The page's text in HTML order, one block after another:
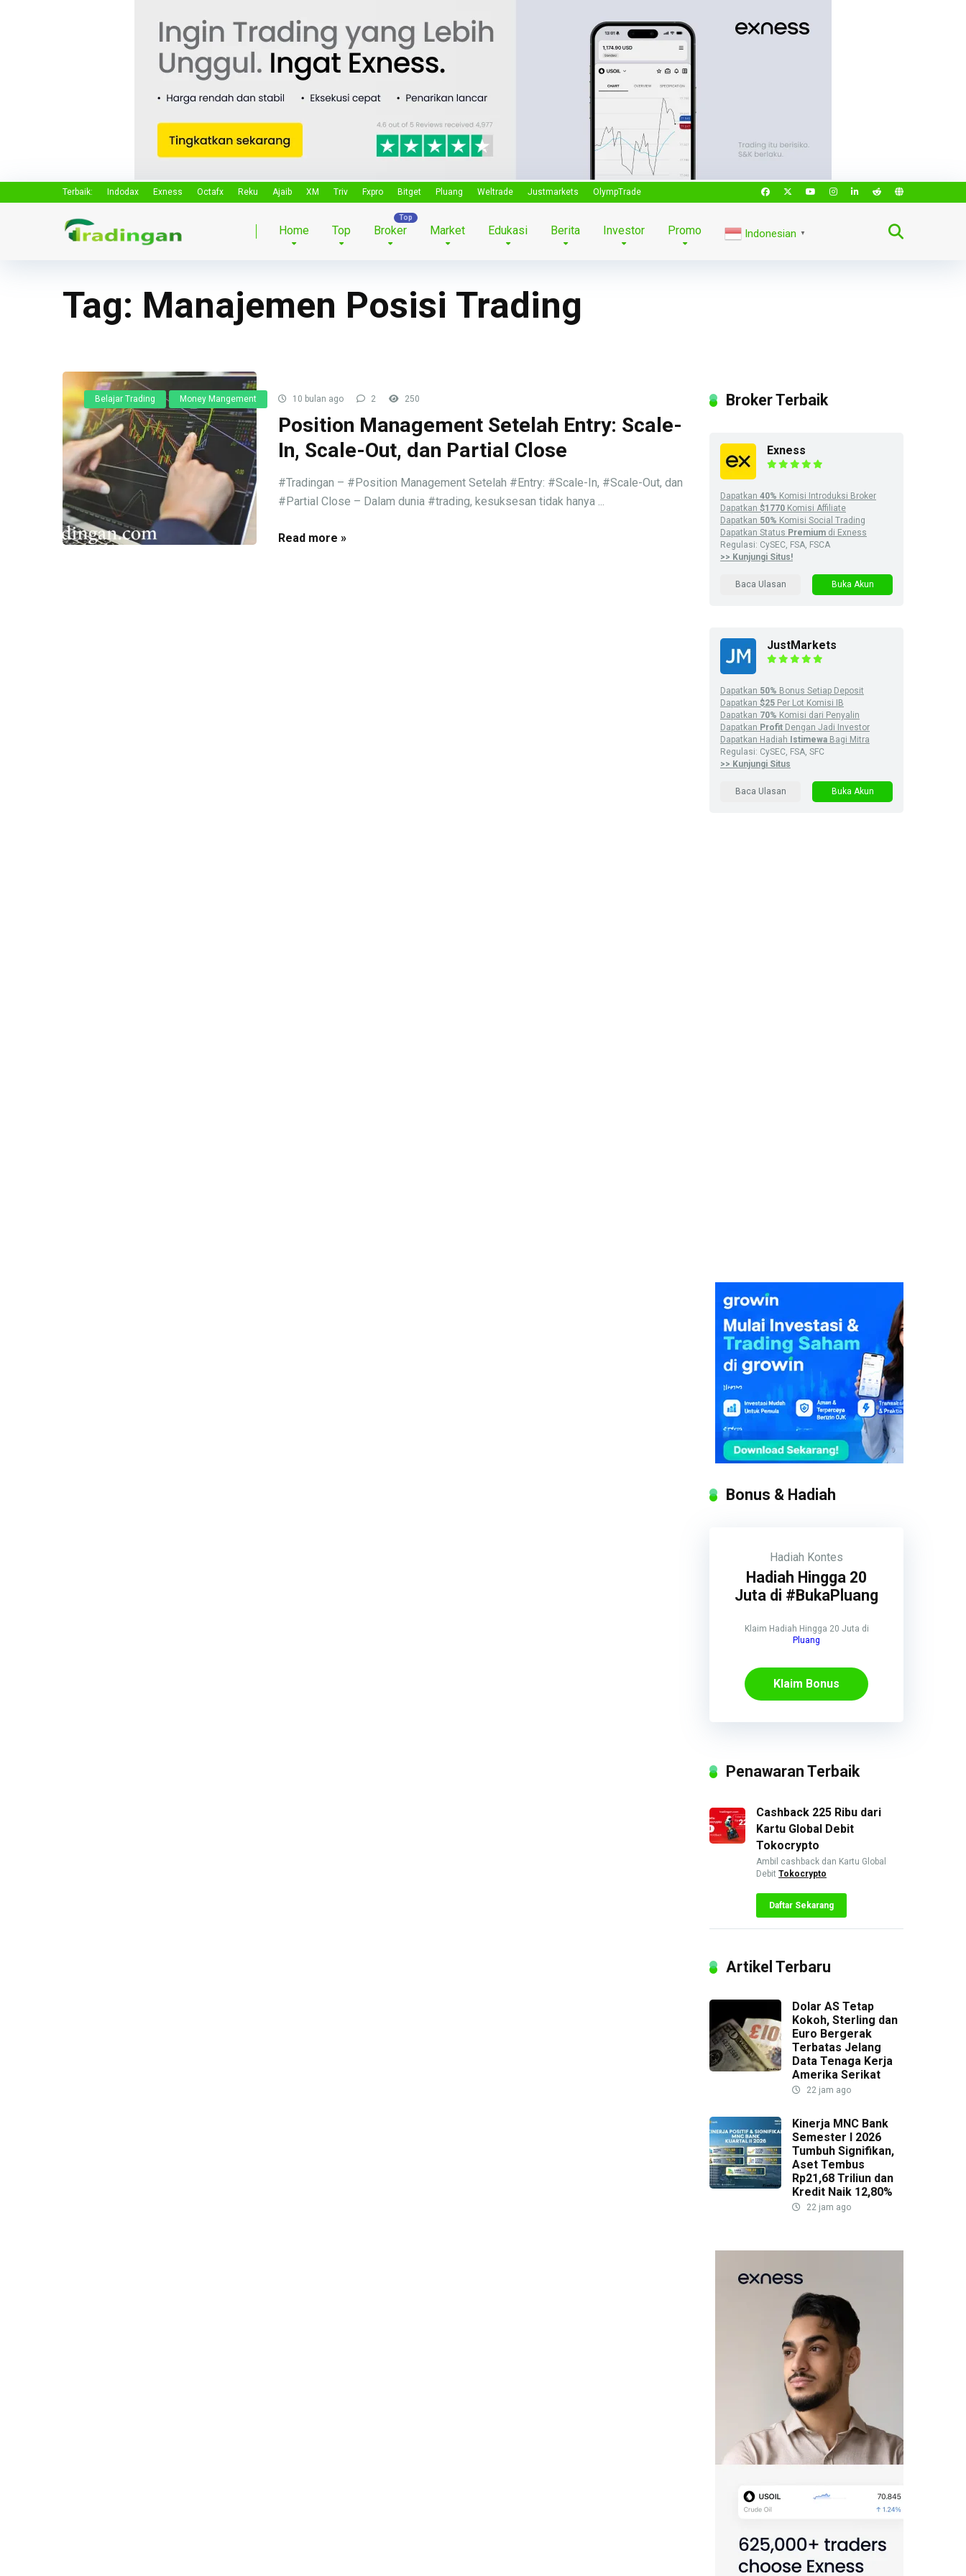
Terbaik: Indodax Exness Octafx Reku Ajaib XM Triv Fxpro Bitget Pluang Weltrade Justmarkets OlympTrade
Home Top Broker Market Edukasi Berita Investor Promo Indonesian ▼
Tag: Manajemen Posisi Trading
Belajar Trading Money Mangement 10 bulan ago 2 250
Position Management Setelah Entry: Scale-
In, Scale-Out, dan Partial Close
#Tradingan – #Position Management Setelah #Entry: #Scale-In, #Scale-Out, dan
#Partial Close – Dalam dunia #trading, kesuksesan tidak hanya ...
Read more »
Broker Terbaik
Exness
Dapatkan 40% Komisi Introduksi Broker
Dapatkan $1770 Komisi Affiliate
Dapatkan 50% Komisi Social Trading
Dapatkan Status Premium di Exness
Regulasi: CySEC, FSA, FSCA
>> Kunjungi Situs!
Baca Ulasan Buka Akun
JustMarkets
Dapatkan 50% Bonus Setiap Deposit
Dapatkan $25 Per Lot Komisi IB
Dapatkan 70% Komisi dari Penyalin
Dapatkan Profit Dengan Jadi Investor
Dapatkan Hadiah Istimewa Bagi Mitra
Regulasi: CySEC, FSA, SFC
>> Kunjungi Situs
Baca Ulasan Buka Akun
Bonus & Hadiah
Hadiah Kontes
Hadiah Hingga 20
Juta di #BukaPluang
Klaim Hadiah Hingga 20 Juta di
Pluang
Klaim Bonus
Penawaran Terbaik
Cashback 225 Ribu dari
Kartu Global Debit
Tokocrypto
Ambil cashback dan Kartu Global
Debit Tokocrypto
Daftar Sekarang
Artikel Terbaru
Dolar AS Tetap
Kokoh, Sterling dan
Euro Bergerak
Terbatas Jelang
Data Tenaga Kerja
Amerika Serikat
22 jam ago
Kinerja MNC Bank
Semester I 2026
Tumbuh Signifikan,
Aset Tembus
Rp21,68 Triliun dan
Kredit Naik 12,80%
22 jam ago